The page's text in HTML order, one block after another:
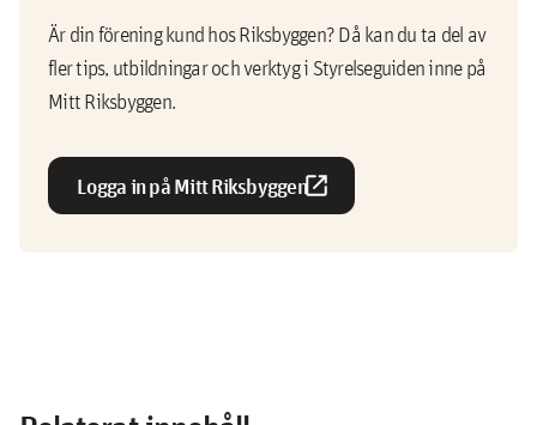
Är din förening kund hos Riksbyggen? Då kan du ta del av
fler tips, utbildningar och verktyg i Styrelseguiden inne på
Mitt Riksbyggen.
Logga in på Mitt Riksbyggenopen_in_new